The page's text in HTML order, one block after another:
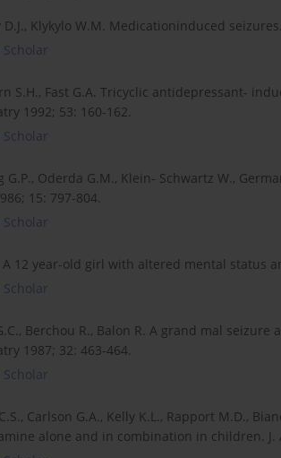
D.J., Klykylo W.M. Medicationinduced
Scholar
S.H., Fast G.A. Tricyclic antidepressant-
1992; 53: 160-162.
Scholar
G.P., Oderda G.M., Klein- Schwartz W.,
15: 797-804.
Scholar
A 12 year-old girl with altered mental status
Scholar
Berchou R., Balon R. A grand mal
1987; 32: 463-464.
Scholar
Carlson G.A., Kelly K.L., Rapport M.D.,
alone and in combination in children. J.